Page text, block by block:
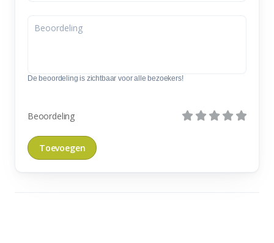
De beoordeling is zichtbaar voor alle bezoekers!
Beoordeling